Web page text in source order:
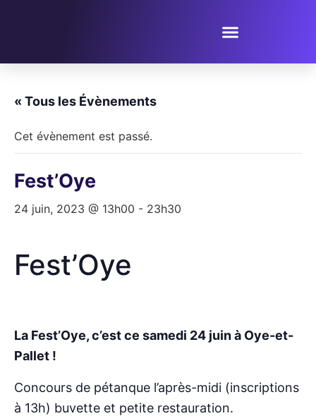
« Tous les Évènements
Cet évènement est passé.
Fest’Oye
24 juin, 2023 @ 13h00 - 23h30
Fest’Oye
La Fest’Oye, c’est ce samedi 24 juin à Oye-et-
Pallet !
Concours de pétanque l’après-midi (inscriptions
à 13h) buvette et petite restauration.